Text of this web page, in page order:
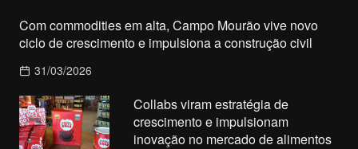
Com commodities em alta, Campo Mourão vive novo
ciclo de crescimento e impulsiona a construção civil
31/03/2026
Collabs viram estratégia de
crescimento e impulsionam
inovação no mercado de alimentos